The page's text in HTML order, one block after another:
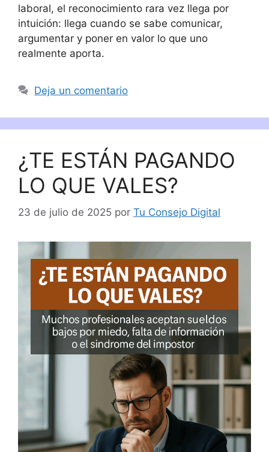
laboral, el reconocimiento rara vez llega por
intuición: llega cuando se sabe comunicar,
argumentar y poner en valor lo que uno
realmente aporta.
Deja un comentario
¿TE ESTÁN PAGANDO
LO QUE VALES?
23 de julio de 2025 por Tu Consejo Digital